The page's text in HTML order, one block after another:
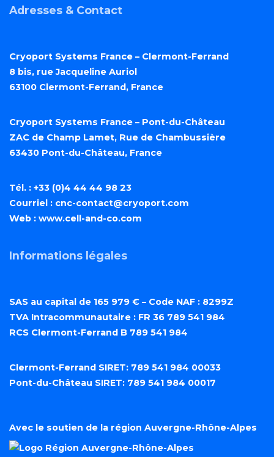
Adresses & Contact
Cryoport Systems France – Clermont-Ferrand
8 bis, rue Jacqueline Auriol
63100 Clermont-Ferrand, France
Cryoport Systems France – Pont-du-Château
ZAC de Champ Lamet, Rue de Chambussière
63430 Pont-du-Château, France
Tél. : +33 (0)4 44 44 98 23
Courriel : cnc-contact@cryoport.com
Web : www.cell-and-co.com
Informations légales
SAS au capital de 165 979 € – Code NAF : 8299Z
TVA Intracommunautaire : FR 36 789 541 984
RCS Clermont-Ferrand B 789 541 984
Clermont-Ferrand SIRET: 789 541 984 00033
Pont-du-Château SIRET: 789 541 984 00017
Avec le soutien de la région Auvergne-Rhône-Alpes